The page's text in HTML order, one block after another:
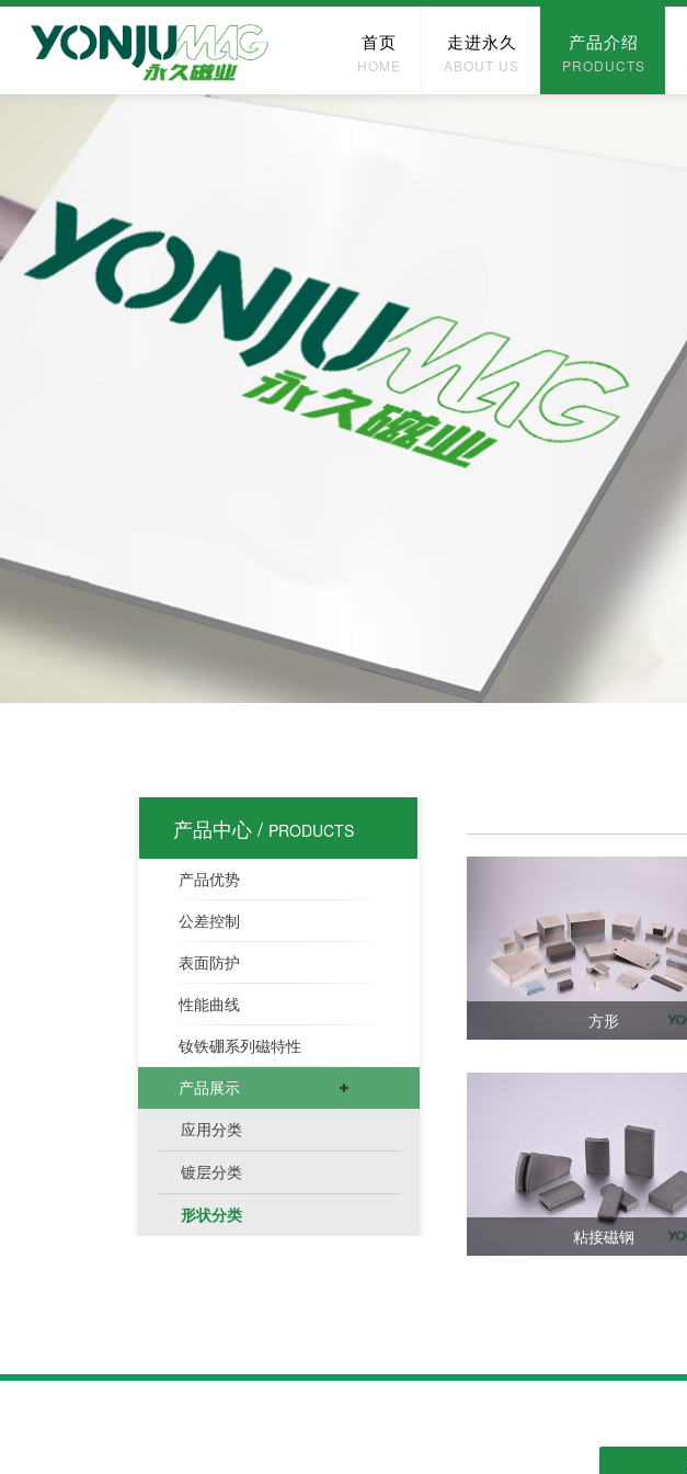
首页
HOME
走进永久
ABOUT US
产品介绍
PRODUCTS
产品中心 / PRODUCTS
产品优势
公差控制
表面防护
性能曲线
钕铁硼系列磁特性
产品展示
应用分类
镀层分类
形状分类
方形
查看详情
粘接磁钢